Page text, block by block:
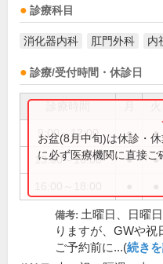
診療科目
消化器内科 肛門外科 内
診療/受付時間・休診日
9:00～12:00 ● ●
13:00～16:00 ● ●
お盆(8月中旬)は休診・
に必ず医療機関に直接ご
備考: 土曜日、日曜
りますが、GWや祝
ご予約前に...(続き